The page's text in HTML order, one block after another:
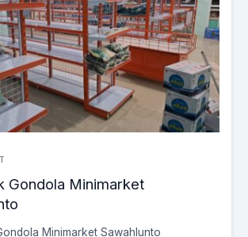
Gondola Minimarket
Minimarket Sawahlunto